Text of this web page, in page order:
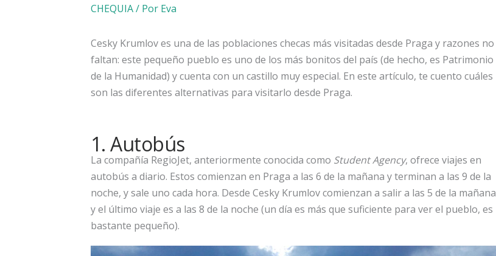
CHEQUIA/ Por Eva
Cesky Krumlov es una de las poblaciones checas más visitadas desde Praga y razones no
faltan: este pequeño pueblo es uno de los más bonitos del país (de hecho, es Patrimonio
de la Humanidad) y cuenta con un castillo muy especial. En este artículo, te cuento cuáles
son las diferentes alternativas para visitarlo desde Praga.
1. Autobús
La compañía RegioJet, anteriormente conocida como Student Agency, ofrece viajes en
autobús a diario. Estos comienzan en Praga a las 6 de la mañana y terminan a las 9 de la
noche, y sale uno cada hora. Desde Cesky Krumlov comienzan a salir a las 5 de la mañana
y el último viaje es a las 8 de la noche (un día es más que suficiente para ver el pueblo, es
bastante pequeño).